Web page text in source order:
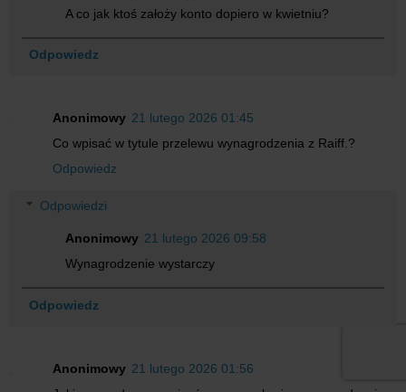
A co jak ktoś założy konto dopiero w kwietniu?
Odpowiedz
Anonimowy 21 lutego 2026 01:45
Co wpisać w tytule przelewu wynagrodzenia z Raiff.?
Odpowiedz
Odpowiedzi
Anonimowy 21 lutego 2026 09:58
Wynagrodzenie wystarczy
Odpowiedz
Anonimowy 21 lutego 2026 01:56